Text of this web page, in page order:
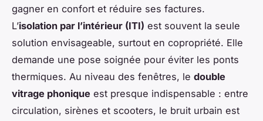
gagner en confort et réduire ses factures.
L’isolation par l’intérieur (ITI) est souvent la seule
solution envisageable, surtout en copropriété. Elle
demande une pose soignée pour éviter les ponts
thermiques. Au niveau des fenêtres, le double
vitrage phonique est presque indispensable : entre
circulation, sirènes et scooters, le bruit urbain est